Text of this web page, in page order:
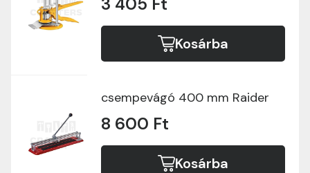
Kosárba
csempevágó 400 mm Raider
8 600 Ft
Kosárba